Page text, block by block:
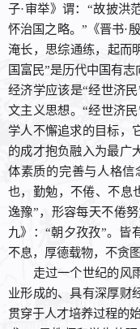
子·审举》谓：“故披洪
怀治国之略。”《晋书·
淹长，思综通练，起而
国富民”是历代中国有志
经济学应该是“经世济
文主义思想。“经世济
学人不懈追求的目标，
的成才抱负融入为最广
体素质的完善与人格信
也，勤勉，不倦、不息
逸豫”，形容每天不倦
九》：“朝夕孜孜”。皆
不息，厚德载物，不贪
走过一个世纪的风
业形成的、具有深厚财
贯穿于人才培养过程的